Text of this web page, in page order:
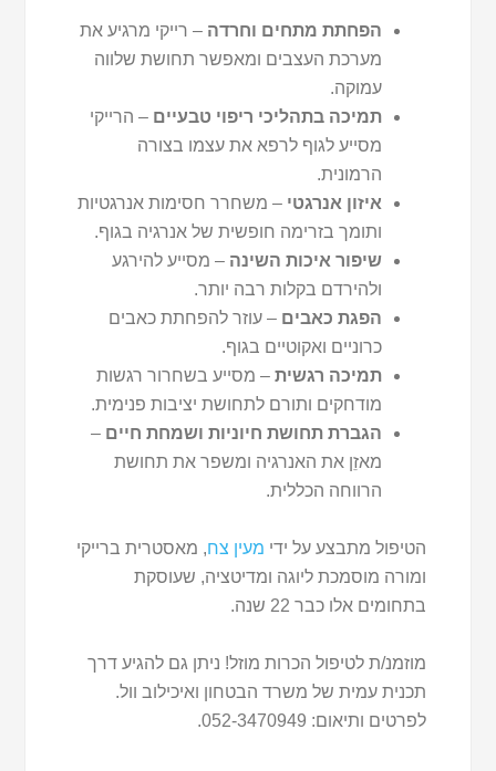
הפחתת מתחים וחרדה – רייקי מרגיע את
מערכת העצבים ומאפשר תחושת שלווה
עמוקה.
תמיכה בתהליכי ריפוי טבעיים – הרייקי
מסייע לגוף לרפא את עצמו בצורה
הרמונית.
איזון אנרגטי – משחרר חסימות אנרגטיות
ותומך בזרימה חופשית של אנרגיה בגוף.
שיפור איכות השינה – מסייע להירגע
ולהירדם בקלות רבה יותר.
הפגת כאבים – עוזר להפחתת כאבים
כרוניים ואקוטיים בגוף.
תמיכה רגשית – מסייע בשחרור רגשות
מודחקים ותורם לתחושת יציבות פנימית.
הגברת תחושת חיוניות ושמחת חיים –
מאזֵן את האנרגיה ומשפר את תחושת
הרווחה הכללית.
הטיפול מתבצע על ידי מעין צח, מאסטרית ברייקי
ומורה מוסמכת ליוגה ומדיטציה, שעוסקת
בתחומים אלו כבר 22 שנה.
מוזמנ/ת לטיפול הכרות מוזל! ניתן גם להגיע דרך
תכנית עמית של משרד הבטחון ואיכילוב וול.
לפרטים ותיאום: 052-3470949.